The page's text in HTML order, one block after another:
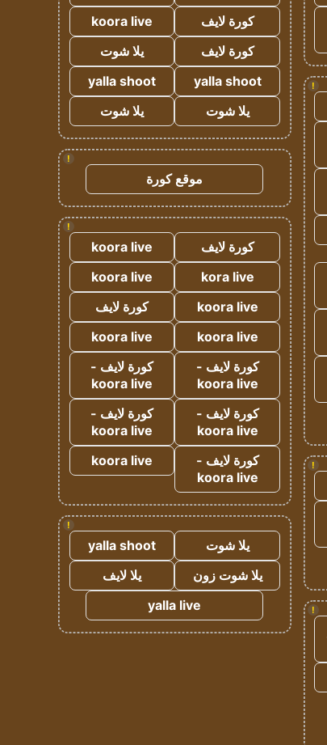
!
!
!
كورة لايف
koora live
كورة لايف
يلا شوت
yalla shoot
yalla shoot
يلا شوت
يلا شوت
!
موقع كورة
!
كورة لايف
koora live
kora live
koora live
koora live
كورة لايف
koora live
koora live
كورة لايف -
koora live
كورة لايف -
koora live
كورة لايف -
koora live
كورة لايف -
koora live
كورة لايف -
koora live
koora live
!
يلا شوت
yalla shoot
يلا شوت زون
يلا لايف
yalla live